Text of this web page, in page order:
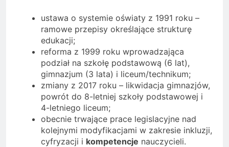
ustawa o systemie oświaty z 1991 roku –
ramowe przepisy określające strukturę
edukacji;
reforma z 1999 roku wprowadzająca
podział na szkołę podstawową (6 lat),
gimnazjum (3 lata) i liceum/technikum;
zmiany z 2017 roku – likwidacja gimnazjów,
powrót do 8-letniej szkoły podstawowej i
4-letniego liceum;
obecnie trwające prace legislacyjne nad
kolejnymi modyfikacjami w zakresie inkluzji,
cyfryzacji i kompetencje nauczycieli.